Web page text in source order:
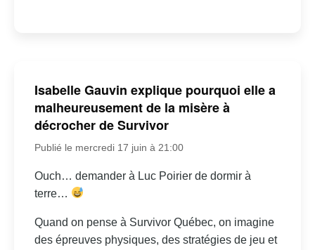
Isabelle Gauvin explique pourquoi elle a
malheureusement de la misère à
décrocher de Survivor
Publié le mercredi 17 juin à 21:00
Ouch… demander à Luc Poirier de dormir à
terre…
Quand on pense à Survivor Québec, on imagine
des épreuves physiques, des stratégies de jeu et